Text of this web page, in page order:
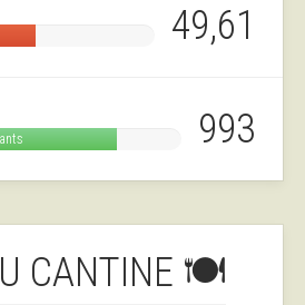
49,61
993
CANTINE 🍽️